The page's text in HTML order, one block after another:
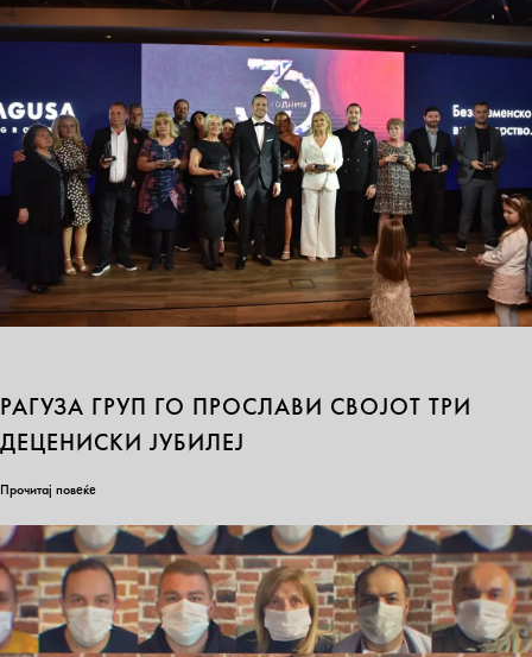
РАГУЗА ГРУП ГО ПРОСЛАВИ СВОЈОТ ТРИ
ДЕЦЕНИСКИ ЈУБИЛЕЈ
Прочитај повеќе